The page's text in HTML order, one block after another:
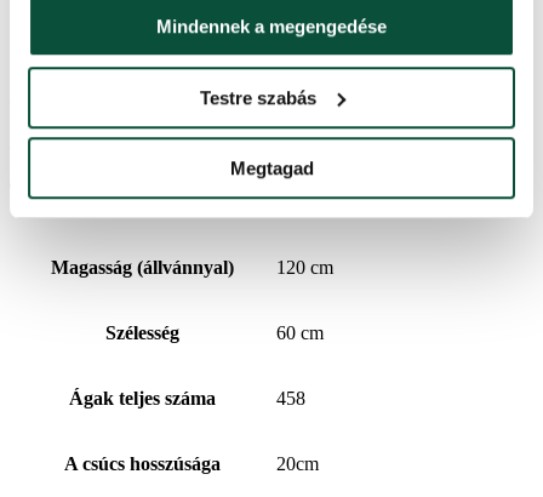
Mindennek a megengedése
Testre szabás
Megtagad
FAVI kategória Karácsonyfák
Az elmúlt 30 napban a legalacsonyabb ár33,700Ftvolt.
További információk
Magasság (állvánnyal) 120 cm
Szélesség 60 cm
Ágak teljes száma 458
A csúcs hosszúsága 20cm